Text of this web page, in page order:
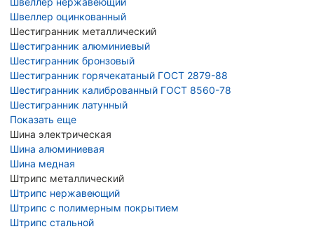
Швеллер оцинкованный
Шестигранник металлический
Шестигранник алюминиевый
Шестигранник бронзовый
Шестигранник горячекатаный ГОСТ 2879-88
Шестигранник калиброванный ГОСТ 8560-78
Шестигранник латунный
Показать еще
Шина электрическая
Шина алюминиевая
Шина медная
Штрипс металлический
Штрипс нержавеющий
Штрипс с полимерным покрытием
Штрипс стальной